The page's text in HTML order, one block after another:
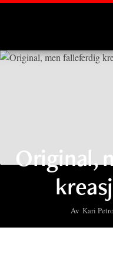
Original,
Av Kari